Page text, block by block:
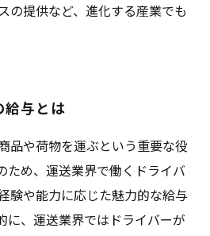
の提供など、進化する産業でも
給与とは
品や荷物を運ぶという重要な役
ため、運送業界で働くドライバ
験や能力に応じた魅力的な給与
に、運送業界ではドライバーが